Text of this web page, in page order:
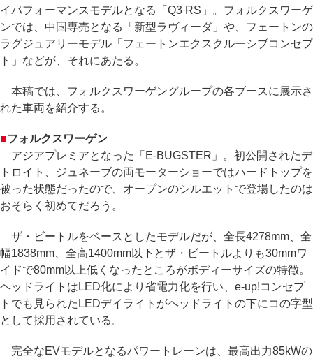
イパフォーマンスモデルとなる「Q3 RS」。フォルクスワーゲ
ンでは、中国専売となる「新型ラヴィーダ」や、フェートンの
ラグジュアリーモデル「フェートンエクスクルーシブコンセプ
ト」などが、それにあたる。
本稿では、フォルクスワーゲングループの各ブースに展示さ
れた車両を紹介する。
■フォルクスワーゲン
アジアプレミアとなった「E-BUGSTER」。初公開されたデ
トロイト、ジュネーブの両モーターショーではハードトップを
被った状態だったので、オープンのシルエットで登場したのは
おそらく初めてだろう。
ザ・ビートルをベースとしたモデルだが、全長4278mm、全
幅1838mm、全高1400mm以下とザ・ビートルよりも30mmワ
イドで80mm以上低くなったところがボディーサイズの特徴。
ヘッドライトはLED化により省電力化を行い、e-up!コンセプ
トでも見られたLEDデイライトがヘッドライトの下にコの字型
として採用されている。
完全なEVモデルとなるパワートレーンは、最高出力85kWの